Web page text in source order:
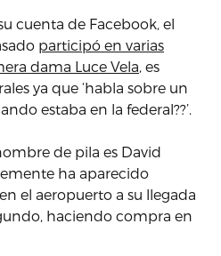
cuenta de Facebook, el
participó en varias
dama Luce Vela, es
ya que ‘habla sobre un
estaba en la federal??’.
de pila es David
ha aparecido
el aeropuerto a su llegada
haciendo compra en